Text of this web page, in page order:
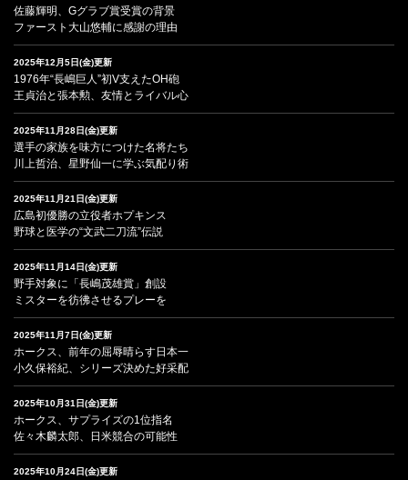
佐藤輝明、Gグラブ賞受賞の背景
ファースト大山悠輔に感謝の理由
2025年12月5日(金)更新
1976年“長嶋巨人”初V支えたOH砲
王貞治と張本勲、友情とライバル心
2025年11月28日(金)更新
選手の家族を味方につけた名将たち
川上哲治、星野仙一に学ぶ気配り術
2025年11月21日(金)更新
広島初優勝の立役者ホプキンス
野球と医学の“文武二刀流”伝説
2025年11月14日(金)更新
野手対象に「長嶋茂雄賞」創設
ミスターを彷彿させるプレーを
2025年11月7日(金)更新
ホークス、前年の屈辱晴らす日本一
小久保裕紀、シリーズ決めた好采配
2025年10月31日(金)更新
ホークス、サプライズの1位指名
佐々木麟太郎、日米競合の可能性
2025年10月24日(金)更新